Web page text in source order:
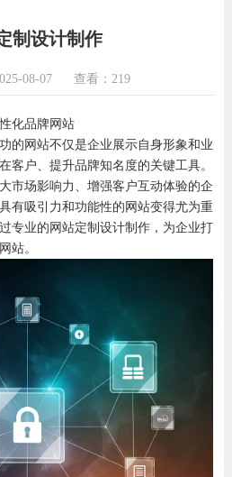
制设计制作
08-07 查看：219
化品牌网站
的网站不仅是企业展示自身形象和业
客户、提升品牌知名度的关键工具。
市场影响力、增强客户互动体验的企
有吸引力和功能性的网站变得尤为重
专业的网站定制设计制作，为企业打
站。